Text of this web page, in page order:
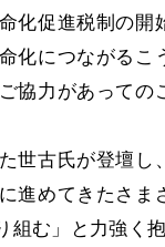
化促進税制の開
化につながるこ
協力があっての
世古氏が登壇し
進めてきたさま
む」と力強く